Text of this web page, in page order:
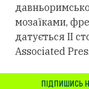
мозаїками,
датується II
Associated
ПІДПИШИСЬ